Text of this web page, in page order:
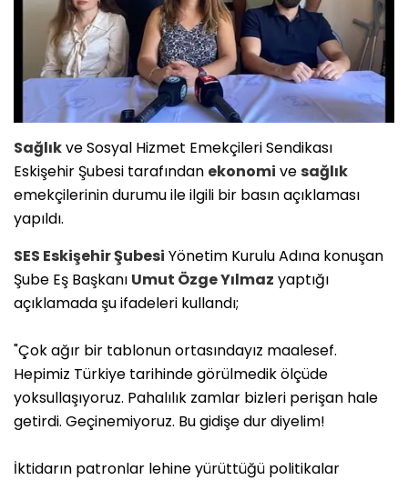
Sağlıkve Sosyal Hizmet Emekçileri Sendikası
Eskişehir Şubesi tarafından ekonomi vesağlık
emekçilerinin durumu ile ilgili bir basın açıklaması
yapıldı.
SES Eskişehir Şubesi Yönetim Kurulu Adına konuşan
Şube Eş Başkanı Umut Özge Yılmaz yaptığı
açıklamada şu ifadeleri kullandı;
"Çok ağır bir tablonun ortasındayız maalesef.
Hepimiz Türkiye tarihinde görülmedik ölçüde
yoksullaşıyoruz. Pahalılık zamlar bizleri perişan hale
getirdi. Geçinemiyoruz. Bu gidişe dur diyelim!
İktidarın patronlar lehine yürüttüğü politikalar